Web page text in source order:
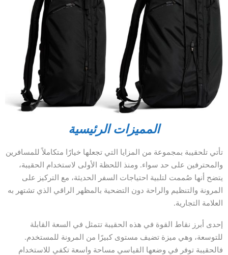
المميزات الرئيسية
تأتي تلحقيبة بمجموعة من المزايا التي تجعلها خيارًا متكاملاً للمسافرين
والمحترفين على حد سواء. ومنذ اللحظة الأولى لاستخدام الحقيبة،
يتضح أنها صُممت لتلبية احتياجات السفر الحديثة، مع التركيز على
المرونة والتنظيم والراحة دون التضحية بالمظهر الراقي الذي تشتهر به
العلامة التجارية.
إحدى أبرز نقاط القوة في هذه الحقيبة تتمثل في السعة القابلة
للتوسعة، وهي ميزة تضيف مستوى كبيرًا من المرونة للمستخدم.
فالحقيبة توفر في وضعها القياسي مساحة واسعة تكفي للاستخدام